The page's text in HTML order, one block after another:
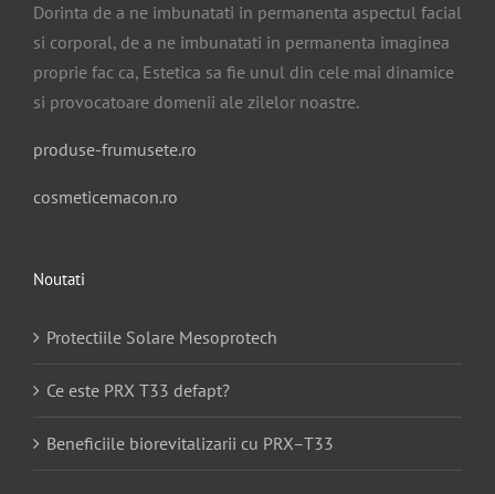
Dorinta de a ne imbunatati in permanenta aspectul facial
si corporal, de a ne imbunatati in permanenta imaginea
proprie fac ca, Estetica sa fie unul din cele mai dinamice
si provocatoare domenii ale zilelor noastre.
produse-frumusete.ro
cosmeticemacon.ro
Noutati
Protectiile Solare Mesoprotech
Ce este PRX T33 defapt?
Beneficiile biorevitalizarii cu PRX–T33